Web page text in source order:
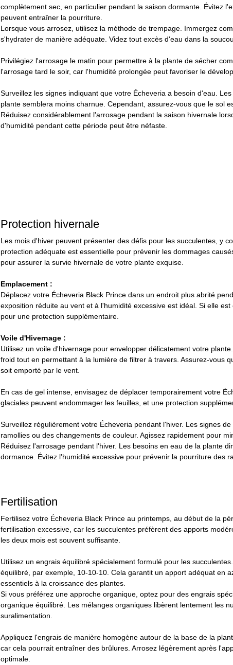
complètement sec, en particulier pendant la saison dormante. Évitez
peuvent entraîner la pourriture.
Lorsque vous arrosez, utilisez la méthode de trempage. Immergez
s'hydrater de manière adéquate. Videz tout excès d'eau dans la
Privilégiez l'arrosage le matin pour permettre à la plante de sécher
l'arrosage tard le soir, car l'humidité prolongée peut favoriser le
Surveillez les signes indiquant que votre Écheveria a besoin d'eau.
plante semblera moins charnue. Cependant, assurez-vous que le sol
Réduisez considérablement l'arrosage pendant la saison hivernale
d'humidité pendant cette période peut être néfaste.
Protection hivernale
Les mois d'hiver peuvent présenter des défis pour les succulentes, y
protection adéquate est essentielle pour prévenir les dommages
pour assurer la survie hivernale de votre plante exquise.
Emplacement :
Déplacez votre Écheveria Black Prince dans un endroit plus abrité
exposition réduite au vent et à l'humidité excessive est idéal. Si elle
pour une protection supplémentaire.
Voile d'Hivernage :
Utilisez un voile d'hivernage pour envelopper délicatement votre
froid tout en permettant à la lumière de filtrer à travers. Assurez-vous
soit emporté par le vent.
En cas de gel intense, envisagez de déplacer temporairement votre
glaciales peuvent endommager les feuilles, et une protection
Surveillez régulièrement votre Écheveria pendant l'hiver. Les signes
ramollies ou des changements de couleur. Agissez rapidement pour
Réduisez l'arrosage pendant l'hiver. Les besoins en eau de la plante
dormance. Évitez l'humidité excessive pour prévenir la pourriture des
Fertilisation
Fertilisez votre Écheveria Black Prince au printemps, au début de la
fertilisation excessive, car les succulentes préfèrent des apports
les deux mois est souvent suffisante.
Utilisez un engrais équilibré spécialement formulé pour les
équilibré, par exemple, 10-10-10. Cela garantit un apport adéquat en
essentiels à la croissance des plantes.
Si vous préférez une approche organique, optez pour des engrais
organique équilibré. Les mélanges organiques libèrent lentement les
suralimentation.
Appliquez l'engrais de manière homogène autour de la base de la
car cela pourrait entraîner des brûlures. Arrosez légèrement après
optimale.